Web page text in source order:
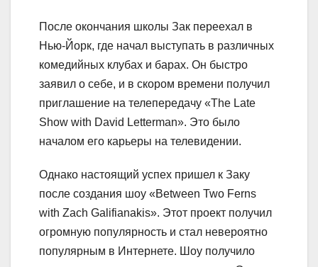
После окончания школы Зак переехал в
Нью-Йорк, где начал выступать в различных
комедийных клубах и барах. Он быстро
заявил о себе, и в скором времени получил
приглашение на телепередачу «The Late
Show with David Letterman». Это было
началом его карьеры на телевидении.
Однако настоящий успех пришел к Заку
после создания шоу «Between Two Ferns
with Zach Galifianakis». Этот проект получил
огромную популярность и стал невероятно
популярным в Интернете. Шоу получило